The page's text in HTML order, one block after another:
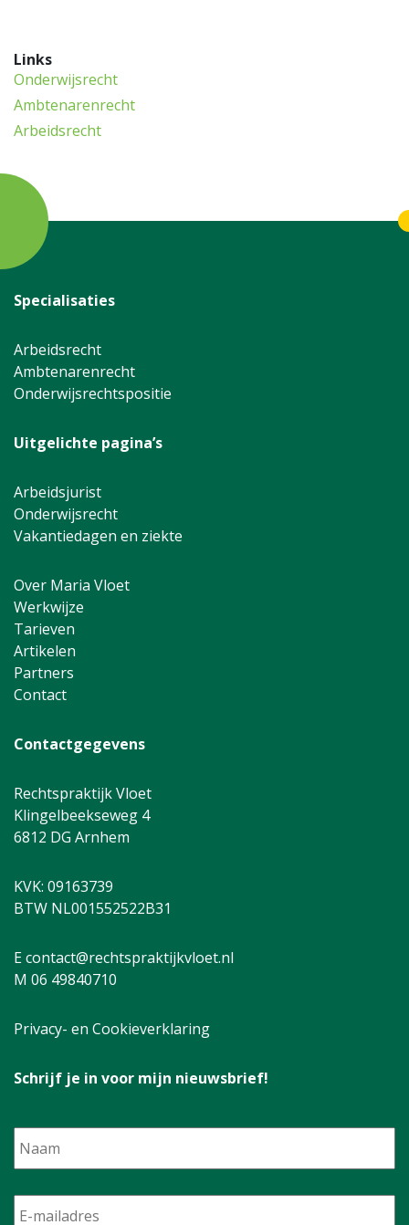
Links
Onderwijsrecht
Ambtenarenrecht
Arbeidsrecht
Specialisaties
Arbeidsrecht
Ambtenarenrecht
Onderwijsrechtspositie
Uitgelichte pagina’s
Arbeidsjurist
Onderwijsrecht
Vakantiedagen en ziekte
Over Maria Vloet
Werkwijze
Tarieven
Artikelen
Partners
Contact
Contactgegevens
Rechtspraktijk Vloet
Klingelbeekseweg 4
6812 DG Arnhem
KVK: 09163739
BTW NL001552522B31
E contact@rechtspraktijkvloet.nl
M 06 49840710
Privacy- en Cookieverklaring
Schrijf je in voor mijn nieuwsbrief!
Naam
E-
mailadres *